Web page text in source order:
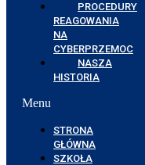
PROCEDURY
REAGOWANIA
NA
CYBERPRZEMOC
NASZA
HISTORIA
Menu
STRONA
GŁÓWNA
SZKOŁA